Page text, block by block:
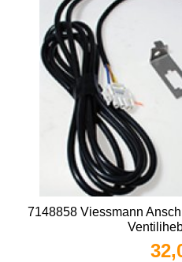
7148858 Viessmann